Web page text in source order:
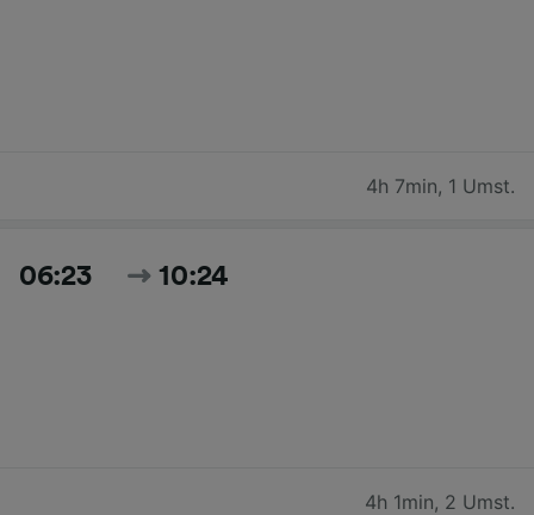
4h 7min, 1 Umst.
06:23 10:24
4h 1min, 2 Umst.